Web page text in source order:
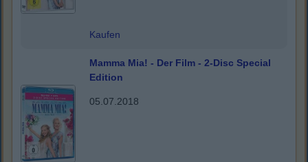
Kaufen
Mamma Mia! - Der Film - 2-Disc Special
Edition
05.07.2018